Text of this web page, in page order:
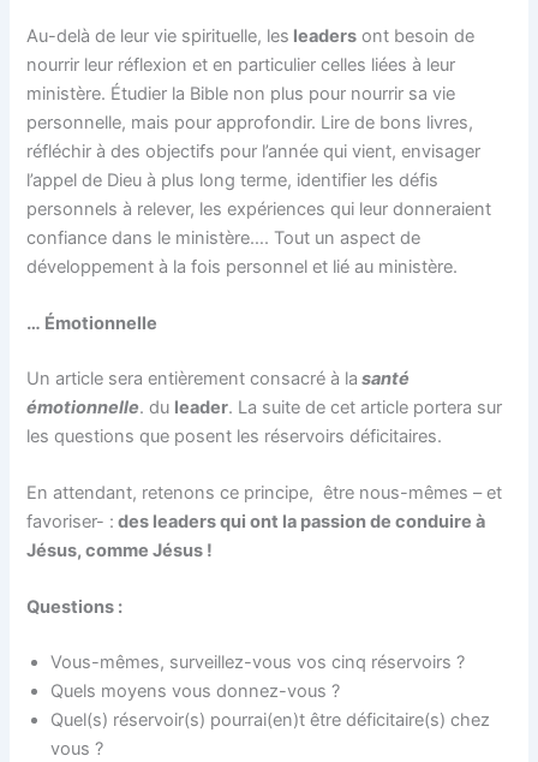
Au-delà de leur vie spirituelle, les leaders ont besoin de
nourrir leur réflexion et en particulier celles liées à leur
ministère. Étudier la Bible non plus pour nourrir sa vie
personnelle, mais pour approfondir. Lire de bons livres,
réfléchir à des objectifs pour l’année qui vient, envisager
l’appel de Dieu à plus long terme, identifier les défis
personnels à relever, les expériences qui leur donneraient
confiance dans le ministère…. Tout un aspect de
développement à la fois personnel et lié au ministère.
… Émotionnelle
Un article sera entièrement consacré à la santé
émotionnelle. du leader. La suite de cet article portera sur
les questions que posent les réservoirs déficitaires.
En attendant, retenons ce principe, être nous-mêmes – et
favoriser- : des leaders qui ont la passion de conduire à
Jésus, comme Jésus !
Questions :
Vous-mêmes, surveillez-vous vos cinq réservoirs ?
Quels moyens vous donnez-vous ?
Quel(s) réservoir(s) pourrai(en)t être déficitaire(s) chez
vous ?